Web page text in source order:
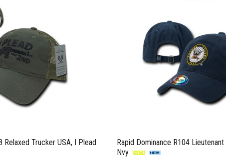
Relaxed Trucker USA, I Plead
Rapid Dominance R104
Nvy